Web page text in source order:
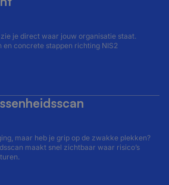
je direct waar jouw organisatie staat.
en concrete stappen richting NIS2
maar heb je grip op de zwakke plekken?
maakt snel zichtbaar waar risico’s